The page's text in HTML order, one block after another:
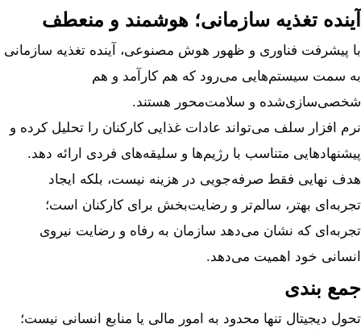
آینده تغذیه سازمانی؛ هوشمند و منعطف
با پیشرفت فناوری و ظهور هوش مصنوعی، آینده تغذیه سازمانی
به سمت سیستم‌هایی می‌رود که هم کارآمد و هم
شخصی‌سازی‌شده و سلامت‌محور هستند.
نرم ‌افزار سلف می‌تواند عادات غذایی کارکنان را تحلیل کرده و
پیشنهادهایی متناسب با رژیم‌ها و سلیقه‌های فردی ارائه دهد.
هدف نهایی فقط صرفه‌جویی در هزینه نیست، بلکه ایجاد
تجربه‌ای بهتر، سالم‌تر و رضایت‌بخش برای کارکنان است؛
تجربه‌ای که نشان می‌دهد سازمان به رفاه و رضایت نیروی
انسانی خود اهمیت می‌دهد.
جمع بندی
تحول دیجیتال تنها محدود به امور مالی یا منابع انسانی نیست؛